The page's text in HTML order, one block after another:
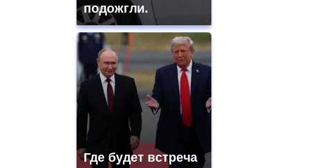
подожгли.
Где будет встреча